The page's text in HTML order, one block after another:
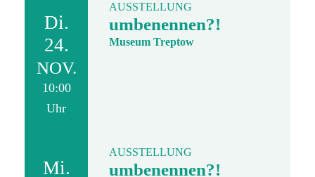
Di.
24.
NOV.
10:00
Uhr
AUSSTELLUNG
umbenennen?!
Museum Treptow
Mi.
AUSSTELLUNG
umbenennen?!